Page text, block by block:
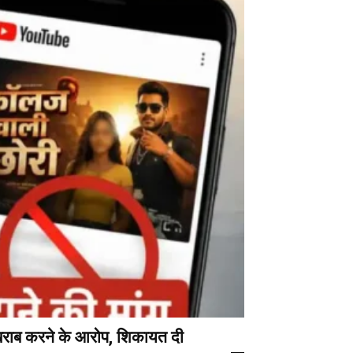
करने के आरोप, शिकायत दी